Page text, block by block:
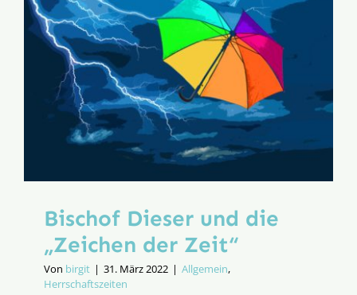
Bischof Dieser und die
„Zeichen der Zeit“
Von birgit | 31. März 2022 | Allgemein,
Herrschaftszeiten